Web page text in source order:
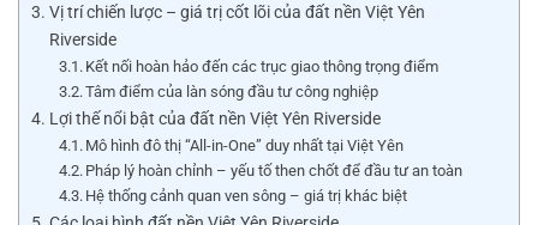
Vị trí chiến lược – giá trị cốt lõi của đất nền Việt Yên
Riverside
Kết nối hoàn hảo đến các trục giao thông trọng điểm
Tâm điểm của làn sóng đầu tư công nghiệp
Lợi thế nổi bật của đất nền Việt Yên Riverside
Mô hình đô thị “All-in-One” duy nhất tại Việt Yên
Pháp lý hoàn chỉnh – yếu tố then chốt để đầu tư an toàn
Hệ thống cảnh quan ven sông – giá trị khác biệt